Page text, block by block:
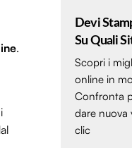
.
Devi
Su Quali
Scopri i
online in
Confronta
dare nuova
clic